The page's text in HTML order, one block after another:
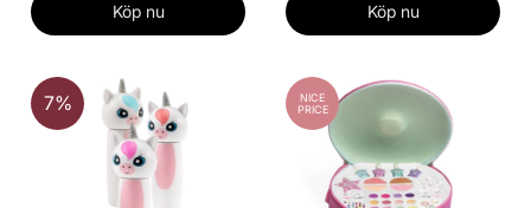
Köp nu Köp nu
7%
NICE
PRICE